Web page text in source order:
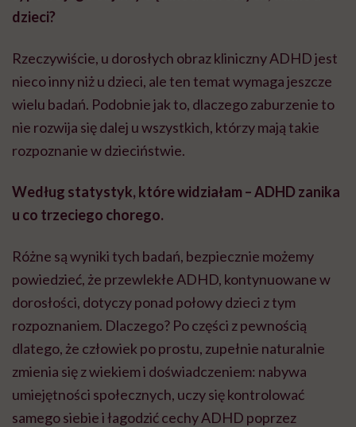
dzieci?
Rzeczywiście, u dorosłych obraz kliniczny ADHD jest
nieco inny niż u dzieci, ale ten temat wymaga jeszcze
wielu badań. Podobnie jak to, dlaczego zaburzenie to
nie rozwija się dalej u wszystkich, którzy mają takie
rozpoznanie w dzieciństwie.
Według statystyk, które widziałam – ADHD zanika
u co trzeciego chorego.
Różne są wyniki tych badań, bezpiecznie możemy
powiedzieć, że przewlekłe ADHD, kontynuowane w
dorosłości, dotyczy ponad połowy dzieci z tym
rozpoznaniem. Dlaczego? Po części z pewnością
dlatego, że człowiek po prostu, zupełnie naturalnie
zmienia się z wiekiem i doświadczeniem: nabywa
umiejętności społecznych, uczy się kontrolować
samego siebie i łagodzić cechy ADHD poprzez